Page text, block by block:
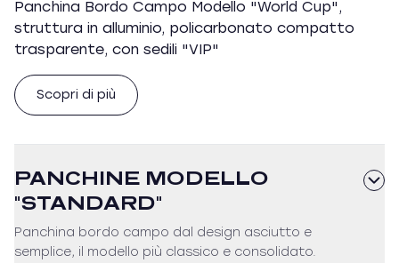
Panchina Bordo Campo Modello "World Cup",
struttura in alluminio, policarbonato compatto
trasparente, con sedili "VIP"
Scopri di più
PANCHINE MODELLO
"STANDARD"
Panchina bordo campo dal design asciutto e
semplice, il modello più classico e consolidato.